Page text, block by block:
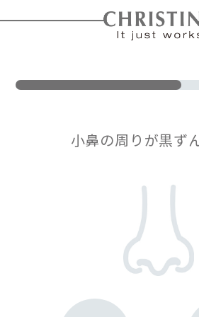
小鼻の周りが黒ず